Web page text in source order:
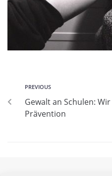
PREVIOUS
Gewalt an Schulen:
Prävention